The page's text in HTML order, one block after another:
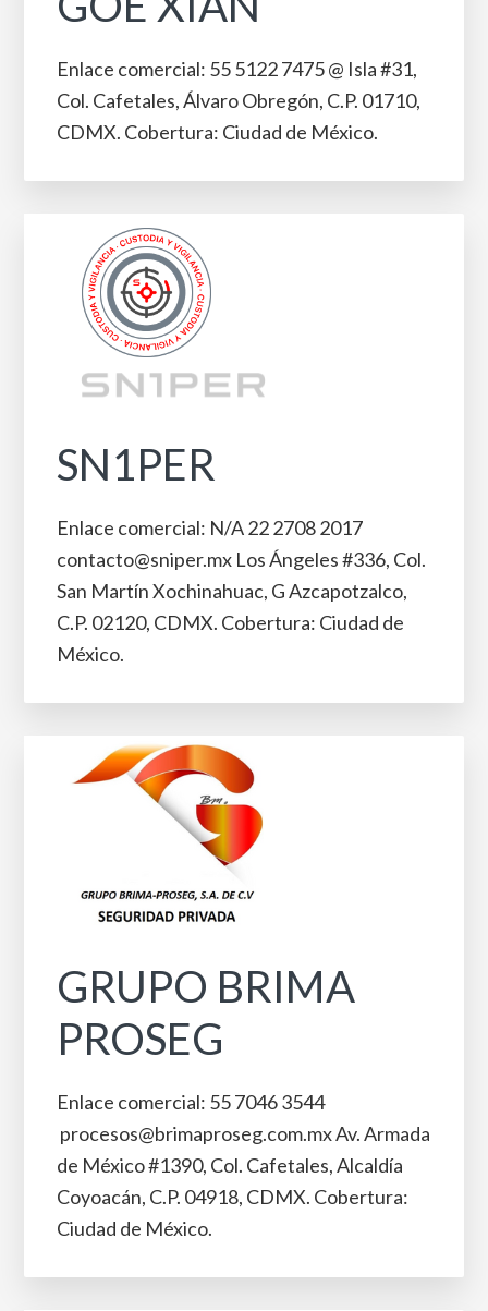
Enlace comercial: 55 5122 7475 @ Isla #31, ​
Col. Cafetales, Álvaro Obregón, C.P. 01710,
CDMX. Cobertura: Ciudad de México.
SN1PER
Enlace comercial: N/A 22 2708 2017
contacto@sniper.mx Los Ángeles #336, Col.
San Martín Xochinahuac, G Azcapotzalco,
C.P. 02120, CDMX. Cobertura: Ciudad de
México.
GRUPO BRIMA
PROSEG
Enlace comercial: 55 7046 3544
procesos@brimaproseg.co​m​.mx Av. Armada
de México #1390, ​Col. Cafetales, Alcaldía ​
Coyoacán, C.P. 04918, CDMX. Cobertura:
Ciudad de México.